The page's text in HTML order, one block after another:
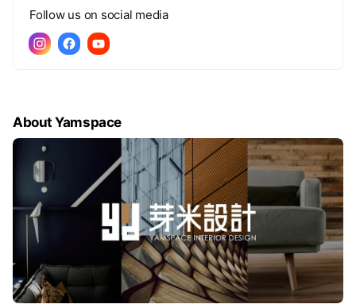
Follow us on social media
About Yamspace